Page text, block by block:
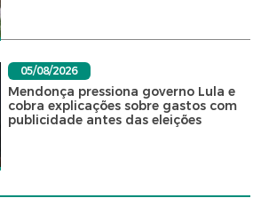
05/08/2026
Mendonça pressiona governo Lula e
cobra explicações sobre gastos com
publicidade antes das eleições